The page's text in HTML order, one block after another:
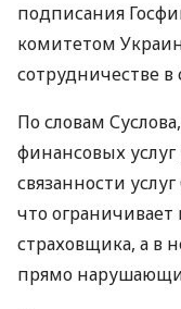
подписания
комитетом
сотрудничестве в
По словам
финансовых
связанности
что ограничивает
страховщика, а в
прямо